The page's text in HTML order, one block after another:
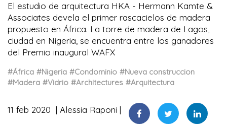
El estudio de arquitectura HKA - Hermann Kamte &
Associates devela el primer rascacielos de madera
propuesto en África. La torre de madera de Lagos,
ciudad en Nigeria, se encuentra entre los ganadores
del Premio inaugural WAFX
#África #Nigeria #Condominio #Nueva construccion
#Madera #Vidrio #Architectures #Arquitectura
11 feb 2020 Alessia Raponi